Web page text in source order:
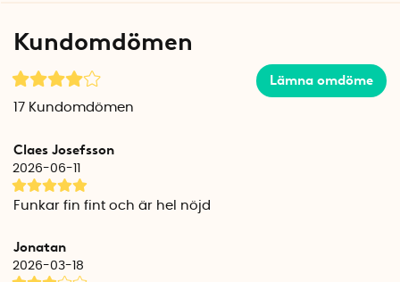
som du hittar i till exempel släpliftar i skidbacken och är
produceras i Nyköping och de högkvalitativa spännbanden
tillverkas i Anderstorp.
Handtag mått: 29,5 cm x 4 cm x 5 cm.
metallspänne.
Färg: Osorterat röda/svarta
Kundomdömen
Lämna omdöme
17 Kundomdömen
Claes Josefsson
2026-06-11
Funkar fin fint och är hel nöjd
Jonatan
2026-03-18